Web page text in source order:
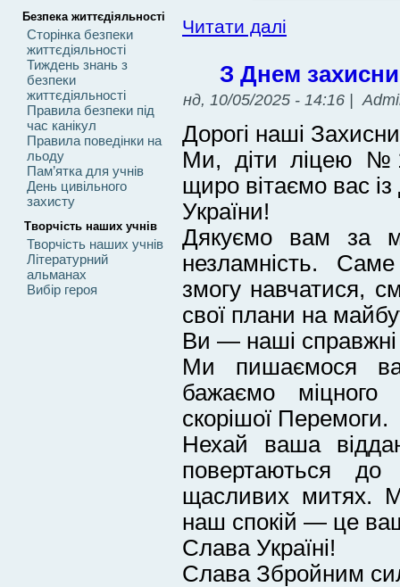
Безпека життєдіяльності
Сторінка безпеки
життєдіяльності
Тиждень знань з
безпеки
життєдіяльності
Правила безпеки під
час канікул
Правила поведінки на
льоду
Пам’ятка для учнів
День цивільного
захисту
Творчість наших учнів
Творчість наших учнів
Літературний
альманах
Вибір героя
Читати далі
З Днем
нд, 10/05/2025 - 14:16 |
Дорогі наші
Ми, діти ліцею
щиро вітаємо вас
України!
Дякуємо вам за
незламність.
змогу навчатися,
свої плани на
Ви — наші справжні
Ми пишаємося
бажаємо
скорішої Перемоги.
Нехай ваша
повертаються
щасливих митях.
наш спокій — це
Слава Україні!
Слава Збройним